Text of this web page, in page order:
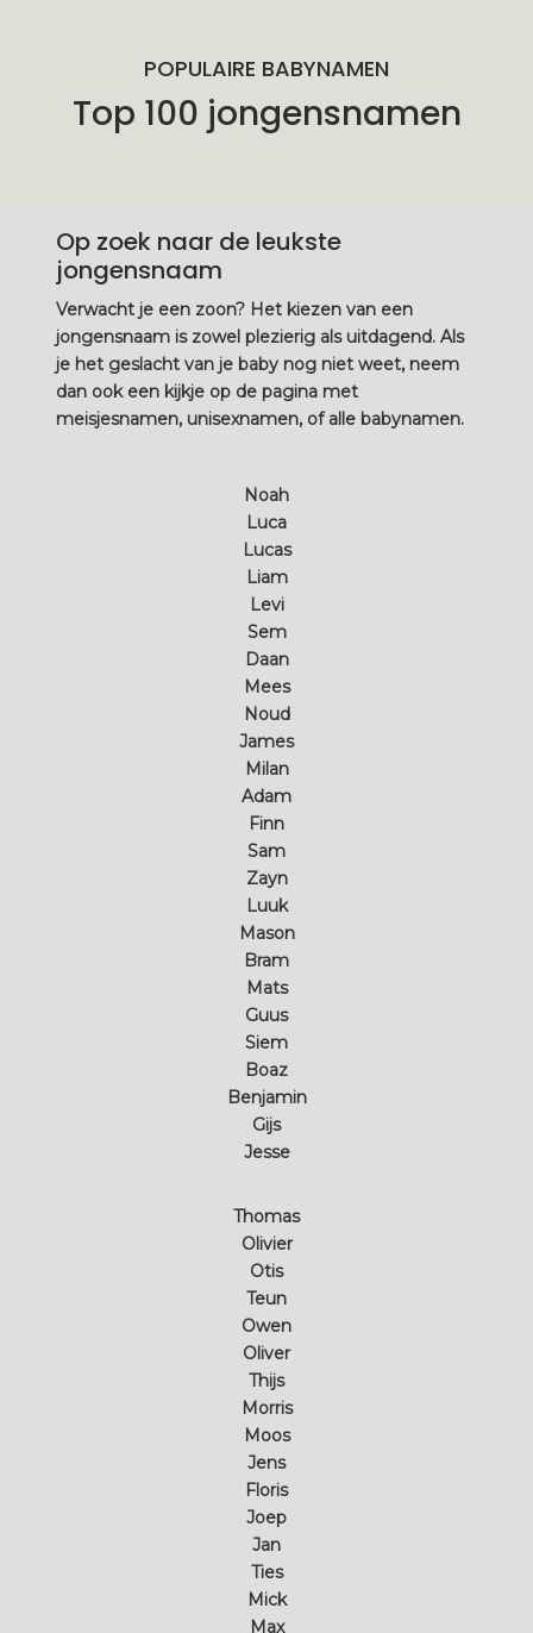
POPULAIRE BABYNAMEN
Top 100 jongensnamen
Op zoek naar de leukste
jongensnaam
Verwacht je een zoon? Het kiezen van een
jongensnaam is zowel plezierig als uitdagend. Als
je het geslacht van je baby nog niet weet, neem
dan ook een kijkje op de pagina met
meisjesnamen, unisexnamen, of alle babynamen.
Noah
Luca
Lucas
Liam
Levi
Sem
Daan
Mees
Noud
James
Milan
Adam
Finn
Sam
Zayn
Luuk
Mason
Bram
Mats
Guus
Siem
Boaz
Benjamin
Gijs
Jesse
Thomas
Olivier
Otis
Teun
Owen
Oliver
Thijs
Morris
Moos
Jens
Floris
Joep
Jan
Ties
Mick
Max